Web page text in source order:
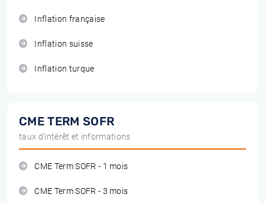
Inflation française
Inflation suisse
Inflation turque
CME TERM SOFR
taux d'intérêt et informations
CME Term SOFR - 1 mois
CME Term SOFR - 3 mois